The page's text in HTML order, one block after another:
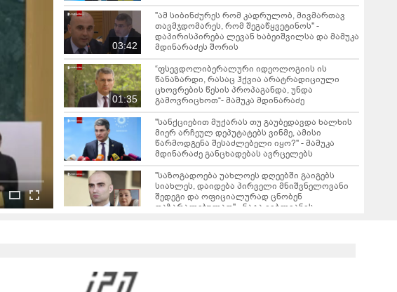
03:42
"ამ სიბინძურეს რომ კადრულობ, მივმართავ
თავმჯდომარეს, რომ შეგაწყვეტინოს" -
დაპირისპირება ლევან ხაბეიშვილსა და მამუკა
მდინარაძეს შორის
01:35
“ფსევდოლიბერალური იდეოლოგიის ის
წანაზარდი, რასაც ჰქვია არატრადიციული
ცხოვრების წესის პროპაგანდა, უნდა
გამოვრიცხოთ“- მამუკა მდინარაძე
"სანქციებით მუქარას თუ გაუბედავდა ხალხის
მიერ არჩეულ დეპუტატებს ვინმე, ამისი
წარმოდგენა შესაძლებელი იყო?" - მამუკა
მდინარაძე განცხადებას ავრცელებს
"საზოგადოება უახლოეს დღეებში გაიგებს
სიახლეს, დაიდება პირველი მნიშვნელოვანი
შედეგი და ოფიციალურად ცნობენ
დაზარალებულად" - ნატა ვიბლიანის